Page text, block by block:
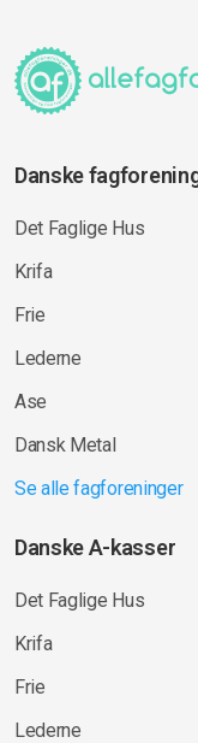
Danske
Det Faglige Hus
Krifa
Frie
Lederne
Ase
Dansk Metal
Se alle fagforeninger
Danske A-kasser
Det Faglige Hus
Krifa
Frie
Lederne